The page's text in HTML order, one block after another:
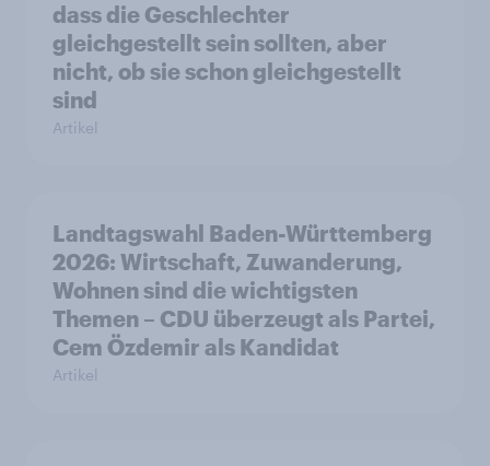
dass die Geschlechter
gleichgestellt sein sollten, aber
nicht, ob sie schon gleichgestellt
sind
Artikel
Landtagswahl Baden-Württemberg
2026: Wirtschaft, Zuwanderung,
Wohnen sind die wichtigsten
Themen – CDU überzeugt als Partei,
Cem Özdemir als Kandidat
Artikel